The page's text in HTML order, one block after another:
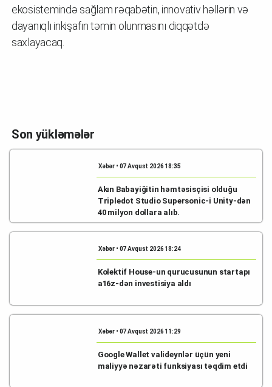
ekosistemində sağlam rəqabətin, innovativ həllərin və
dayanıqlı inkişafın təmin olunmasını diqqətdə
saxlayacaq.
Son yükləmələr
Xəbər • 07 Avqust 2026 18:35
Akın Babayiğitin həmtəsisçisi olduğu
Tripledot Studio Supersonic-i Unity-dən
40 milyon dollara alıb.
Xəbər • 07 Avqust 2026 18:24
Kolektif House-un qurucusunun startapı
a16z-dən investisiya aldı
Xəbər • 07 Avqust 2026 11:29
Google Wallet valideynlər üçün yeni
maliyyə nəzarəti funksiyası təqdim etdi